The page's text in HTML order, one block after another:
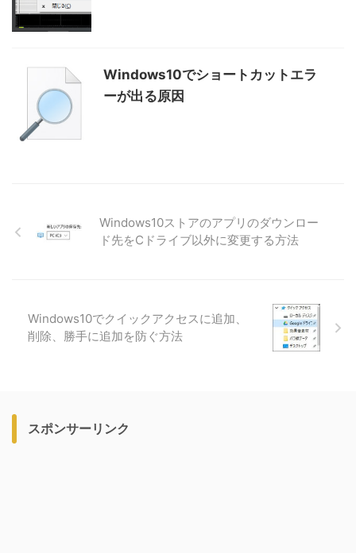
Windows10でショートカットエラ
ーが出る原因
Windows10ストアのアプリのダウンロー
ド先をCドライブ以外に変更する方法
Windows10でクイックアクセスに追加、
削除、勝手に追加を防ぐ方法
スポンサーリンク